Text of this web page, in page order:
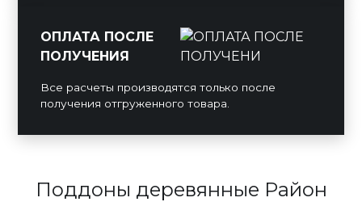
ОПЛАТА ПОСЛЕ
ПОЛУЧЕНИЯ
Все расчеты производятся только после
получения отгруженного товара.
Поддоны деревянные Район